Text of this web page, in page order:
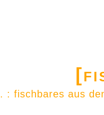
. : fischbares aus